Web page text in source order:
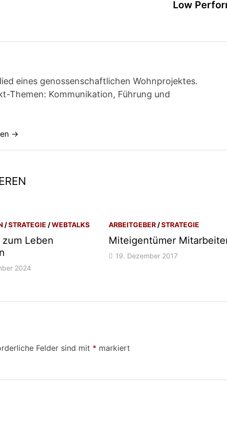
Low
eines genossenschaftlichen Wohnprojektes.
Themen: Kommunikation, Führung und
→
/STRATEGIE /WEBTALKS
Leben
2024
ARBEITGEBER /STRATEGIE
Miteigentümer
19. Dezember 2017
Felder sind mit * markiert